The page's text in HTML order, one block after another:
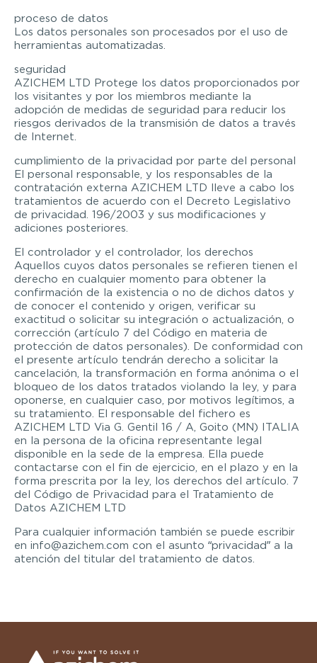
proceso de datos
Los datos personales son procesados por el uso de
herramientas automatizadas.
seguridad
AZICHEM LTD Protege los datos proporcionados por
los visitantes y por los miembros mediante la
adopción de medidas de seguridad para reducir los
riesgos derivados de la transmisión de datos a través
de Internet.
cumplimiento de la privacidad por parte del personal
El personal responsable, y los responsables de la
contratación externa AZICHEM LTD lleve a cabo los
tratamientos de acuerdo con el Decreto Legislativo
de privacidad. 196/2003 y sus modificaciones y
adiciones posteriores.
El controlador y el controlador, los derechos
Aquellos cuyos datos personales se refieren tienen el
derecho en cualquier momento para obtener la
confirmación de la existencia o no de dichos datos y
de conocer el contenido y origen, verificar su
exactitud o solicitar su integración o actualización, o
corrección (artículo 7 del Código en materia de
protección de datos personales). De conformidad con
el presente artículo tendrán derecho a solicitar la
cancelación, la transformación en forma anónima o el
bloqueo de los datos tratados violando la ley, y para
oponerse, en cualquier caso, por motivos legítimos, a
su tratamiento. El responsable del fichero es
AZICHEM LTD Via G. Gentil 16 / A, Goito (MN) ITALIA
en la persona de la oficina representante legal
disponible en la sede de la empresa. Ella puede
contactarse con el fin de ejercicio, en el plazo y en la
forma prescrita por la ley, los derechos del artículo. 7
del Código de Privacidad para el Tratamiento de
Datos AZICHEM LTD
Para cualquier información también se puede escribir
en info@azichem.com con el asunto “privacidad” a la
atención del titular del tratamiento de datos.